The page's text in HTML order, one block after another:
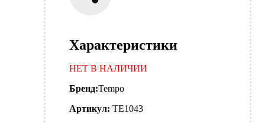
Характеристики
НЕТ В НАЛИЧИИ
Бренд:Tempo
Артикул: TE1043